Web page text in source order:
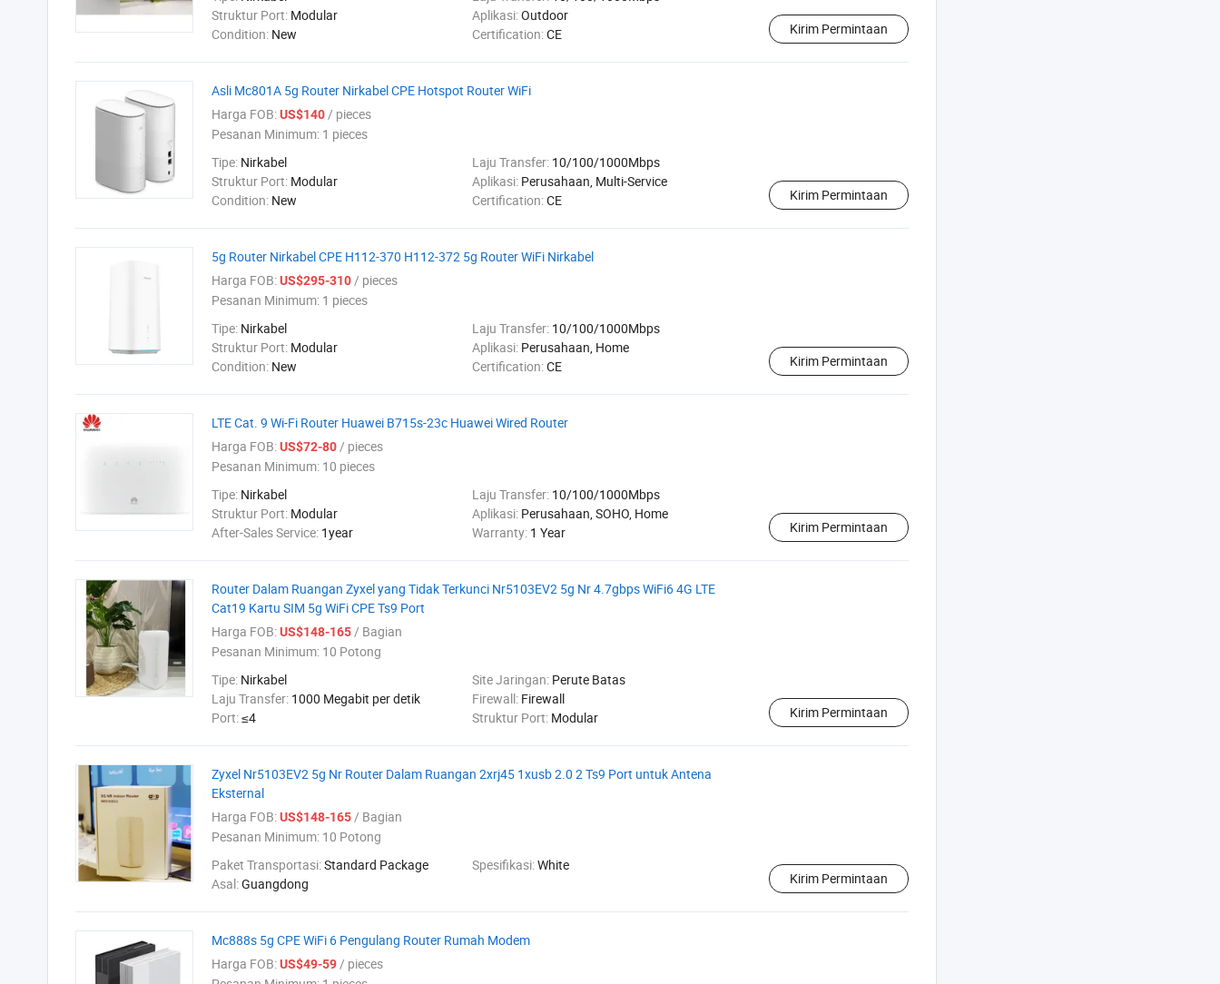
Struktur Port: Modular Aplikasi:Outdoor
Condition: New Certification:CE Kirim Permintaan
Asli Mc801A 5g Router Nirkabel CPE Hotspot Router WiFi
Harga FOB:US$140/ pieces
Pesanan Minimum: 1 pieces
Tipe: Nirkabel Laju Transfer: 10/100/1000Mbps
Struktur Port: Modular Aplikasi: Perusahaan, Multi-Service
Condition: New Certification:CE Kirim Permintaan
5g Router Nirkabel CPE H112-370 H112-372 5g Router WiFi Nirkabel
Harga FOB:US$295-310/ pieces
Pesanan Minimum: 1 pieces
Tipe: Nirkabel Laju Transfer: 10/100/1000Mbps
Struktur Port: Modular Aplikasi: Perusahaan, Home
Condition: New Certification:CE Kirim Permintaan
LTE Cat. 9 Wi-Fi Router Huawei B715s-23c Huawei Wired Router
Harga FOB:US$72-80/ pieces
Pesanan Minimum: 10 pieces
Tipe: Nirkabel Laju Transfer: 10/100/1000Mbps
Struktur Port: Modular Aplikasi: Perusahaan, SOHO, Home
After-Sales Service: 1year Warranty: 1 Year Kirim Permintaan
Router Dalam Ruangan Zyxel yang Tidak Terkunci Nr5103EV2 5g Nr 4.7gbps WiFi6 4G LTE
Cat19 Kartu SIM 5g WiFi CPE Ts9 Port
Harga FOB:US$148-165/ Bagian
Pesanan Minimum: 10 Potong
Tipe: Nirkabel Site Jaringan: Perute Batas
Laju Transfer: 1000 Megabit per detik Firewall: Firewall
Port:≤4 Struktur Port: Modular Kirim Permintaan
Zyxel Nr5103EV2 5g Nr Router Dalam Ruangan 2xrj45 1xusb 2.0 2 Ts9 Port untuk Antena
Eksternal
Harga FOB:US$148-165/ Bagian
Pesanan Minimum: 10 Potong
Paket Transportasi:Standard Package Spesifikasi:White
Asal:Guangdong Kirim Permintaan
Mc888s 5g CPE WiFi 6 Pengulang Router Rumah Modem
Harga FOB:US$49-59/ pieces